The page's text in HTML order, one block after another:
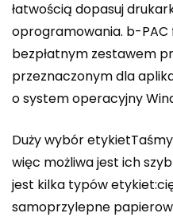
łatwością dopasuj
oprogramowania. b-
bezpłatnym zestawem
przeznaczonym dla
o system operacyjny
Duży wybór
więc możliwa jest ich
jest kilka typów
samoprzylepne